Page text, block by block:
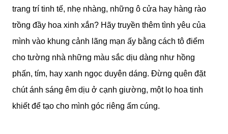
trang trí tinh tế, nhẹ nhàng, những ô cửa hay hàng rào
trồng đầy hoa xinh xắn? Hãy truyền thêm tình yêu của
mình vào khung cảnh lãng mạn ấy bằng cách tô điểm
cho tường nhà những màu sắc dịu dàng như hồng
phấn, tím, hay xanh ngọc duyên dáng. Đừng quên đặt
chút ánh sáng êm dịu ở cạnh giường, một lọ hoa tinh
khiết để tạo cho mình góc riêng ấm cúng.